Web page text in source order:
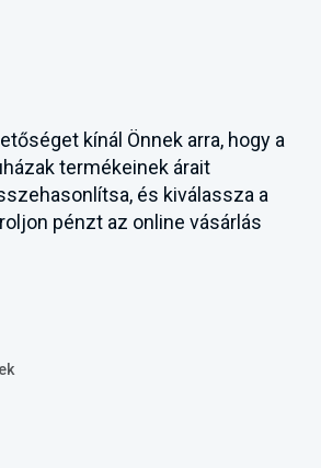
kínál Önnek arra, hogy a
termékeinek árait
és kiválassza a
pénzt az online vásárlás